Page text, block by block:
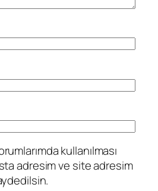
kullanılması
adresim ve site adresim